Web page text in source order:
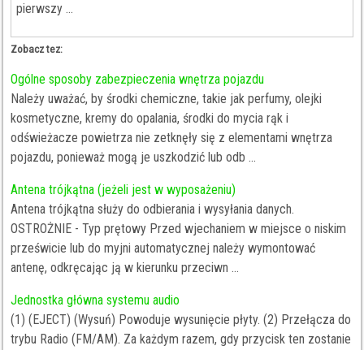
pierwszy ...
Zobacz tez:
Ogólne sposoby zabezpieczenia wnętrza pojazdu
Należy uważać, by środki chemiczne, takie jak perfumy, olejki
kosmetyczne, kremy do opalania, środki do mycia rąk i
odświeżacze powietrza nie zetknęły się z elementami wnętrza
pojazdu, ponieważ mogą je uszkodzić lub odb ...
Antena trójkątna (jeżeli jest w wyposażeniu)
Antena trójkątna służy do odbierania i wysyłania danych.
OSTROŻNIE - Typ prętowy Przed wjechaniem w miejsce o niskim
prześwicie lub do myjni automatycznej należy wymontować
antenę, odkręcając ją w kierunku przeciwn ...
Jednostka główna systemu audio
(1) (EJECT) (Wysuń) Powoduje wysunięcie płyty. (2) Przełącza do
trybu Radio (FM/AM). Za każdym razem, gdy przycisk ten zostanie